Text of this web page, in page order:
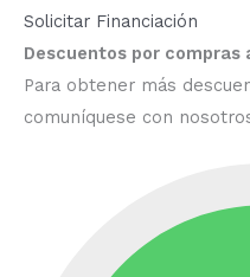
Solicitar Financiación
Descuentos por compras
Para obtener más
comuníquese con